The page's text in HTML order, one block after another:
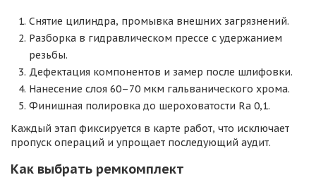
Снятие цилиндра, промывка внешних загрязнений.
Разборка в гидравлическом прессе с удержанием
резьбы.
Дефектация компонентов и замер после шлифовки.
Нанесение слоя 60–70 мкм гальванического хрома.
Финишная полировка до шероховатости Ra 0,1.
Каждый этап фиксируется в карте работ, что исключает
пропуск операций и упрощает последующий аудит.
Как выбрать ремкомплект